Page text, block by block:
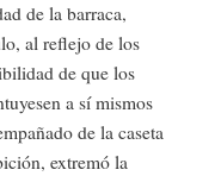
de la barraca,
al reflejo de los
de que los
a sí mismos
de la caseta
extremó la